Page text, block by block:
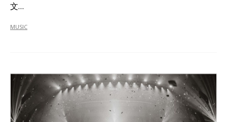
文…
MUSIC